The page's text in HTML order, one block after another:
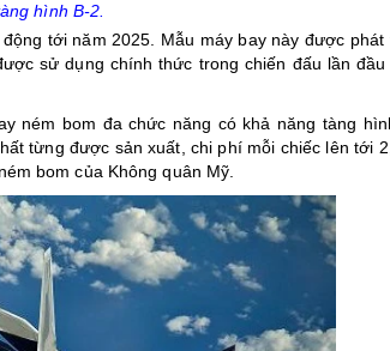
hình B-2.
tới năm 2025. Mẫu máy bay này được phát
sử dụng chính thức trong chiến đấu lần
ném bom đa chức năng có khả năng tàng
từng được sản xuất, chi phí mỗi chiếc lên tới
bom của Không quân Mỹ.